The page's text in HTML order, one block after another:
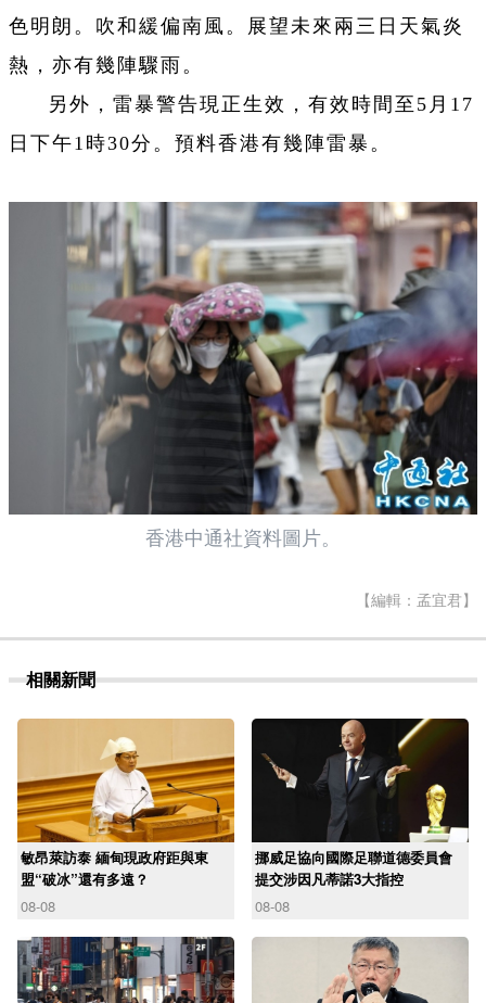
色明朗。吹和緩偏南風。展望未來兩三日天氣炎
熱，亦有幾陣驟雨。
另外，雷暴警告現正生效，有效時間至5月17
日下午1時30分。預料香港有幾陣雷暴。
香港中通社資料圖片。
【編輯：孟宜君】
相關新聞
敏昂萊訪泰 緬甸現政府距與東
盟“破冰”還有多遠？
08-08
挪威足協向國際足聯道德委員會
提交涉因凡蒂諾3大指控
08-08